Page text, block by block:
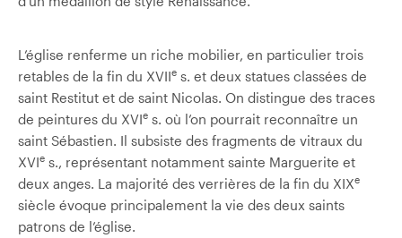
L’église renferme un riche mobilier, en particulier trois
retables de la fin du XVIIe s. et deux statues classées de
saint Restitut et de saint Nicolas. On distingue des traces
de peintures du XVIe s. où l’on pourrait reconnaître un
saint Sébastien. Il subsiste des fragments de vitraux du
XVIe s., représentant notamment sainte Marguerite et
deux anges. La majorité des verrières de la fin du XIXe
siècle évoque principalement la vie des deux saints
patrons de l’église.